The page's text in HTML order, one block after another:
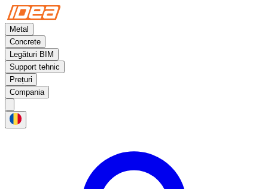
Metal
Concrete
Legături BIM
Support tehnic
Prețuri
Compania